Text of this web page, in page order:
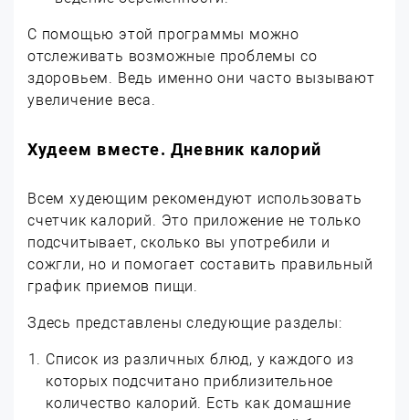
С помощью этой программы можно
отслеживать возможные проблемы со
здоровьем. Ведь именно они часто вызывают
увеличение веса.
Худеем вместе. Дневник калорий
Всем худеющим рекомендуют использовать
счетчик калорий. Это приложение не только
подсчитывает, сколько вы употребили и
сожгли, но и помогает составить правильный
график приемов пищи.
Здесь представлены следующие разделы:
Список из различных блюд, у каждого из
которых подсчитано приблизительное
количество калорий. Есть как домашние